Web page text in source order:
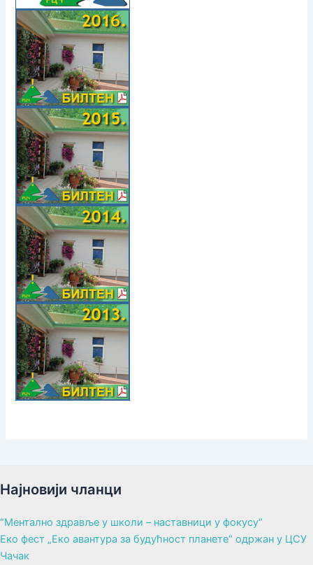
Најновији чланци
“Ментално здравље у школи – наставници у фокусу“
Еко фест „Еко авантура за будућност планете“ одржан у ЦСУ
Чачак